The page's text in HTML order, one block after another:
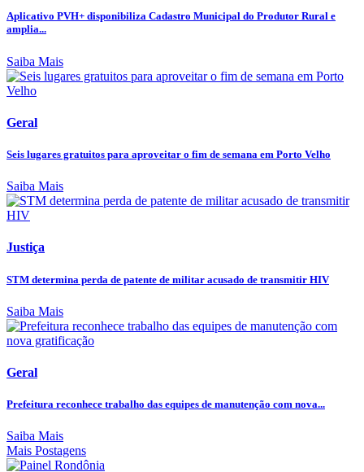
Aplicativo PVH+ disponibiliza Cadastro Municipal do Produtor Rural e
amplia...
Saiba Mais
Geral
Seis lugares gratuitos para aproveitar o fim de semana em Porto Velho
Saiba Mais
Justiça
STM determina perda de patente de militar acusado de transmitir HIV
Saiba Mais
Geral
Prefeitura reconhece trabalho das equipes de manutenção com nova...
Saiba Mais
Mais Postagens